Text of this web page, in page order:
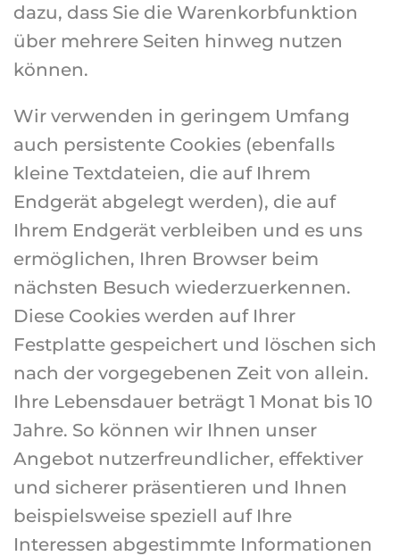
dazu, dass Sie die Warenkorbfunktion
über mehrere Seiten hinweg nutzen
können.
Wir verwenden in geringem Umfang
auch persistente Cookies (ebenfalls
kleine Textdateien, die auf Ihrem
Endgerät abgelegt werden), die auf
Ihrem Endgerät verbleiben und es uns
ermöglichen, Ihren Browser beim
nächsten Besuch wiederzuerkennen.
Diese Cookies werden auf Ihrer
Festplatte gespeichert und löschen sich
nach der vorgegebenen Zeit von allein.
Ihre Lebensdauer beträgt 1 Monat bis 10
Jahre. So können wir Ihnen unser
Angebot nutzerfreundlicher, effektiver
und sicherer präsentieren und Ihnen
beispielsweise speziell auf Ihre
Interessen abgestimmte Informationen